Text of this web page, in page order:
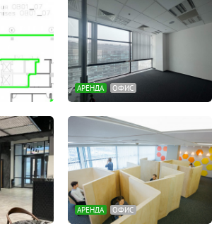
АРЕНДА ОФИС
АРЕНДА ОФИС